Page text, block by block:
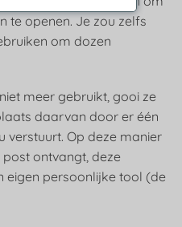
te openen. Je zou zelfs
om dozen
meer gebruikt, gooi ze
daarvan door er één
verstuurt. Op deze manier
ontvangt, deze
eigen persoonlijke tool (de